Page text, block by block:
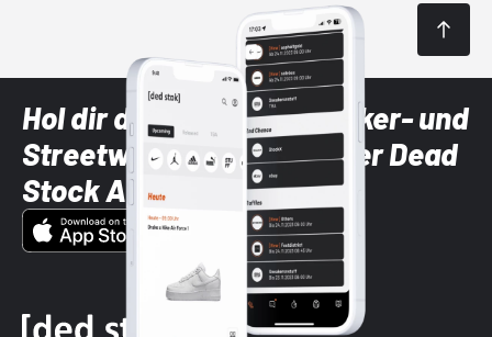
Hol dir die neuesten Sneaker- und
Streetwear-Brands mit der Dead
Stock App